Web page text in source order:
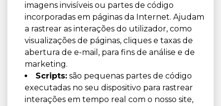
imagens invisíveis ou partes de código
incorporadas em páginas da Internet. Ajudam
a rastrear as interações do utilizador, como
visualizações de páginas, cliques e taxas de
abertura de e-mail, para fins de análise e de
marketing.
Scripts: são pequenas partes de código
executadas no seu dispositivo para rastrear
interações em tempo real com o nosso site,